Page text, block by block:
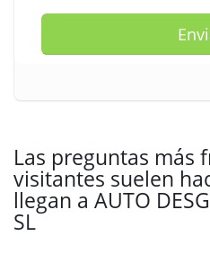
Las preguntas más
visitantes suelen
llegan a AUTO
SL